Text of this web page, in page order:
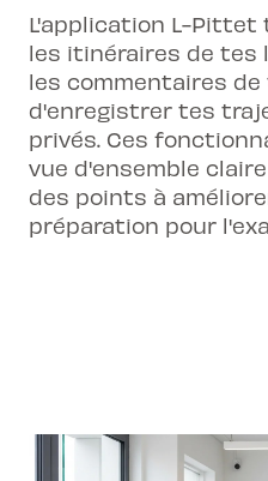
L'application L-Pittet
les itinéraires de tes
les commentaires
d'enregistrer tes
privés. Ces
vue d'ensemble
des points à
préparation pour